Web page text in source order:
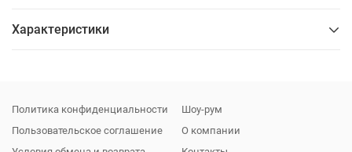
Характеристики
Упаковка
Политика конфиденциальности
Пользовательское соглашение
Шоу-рум
О компании